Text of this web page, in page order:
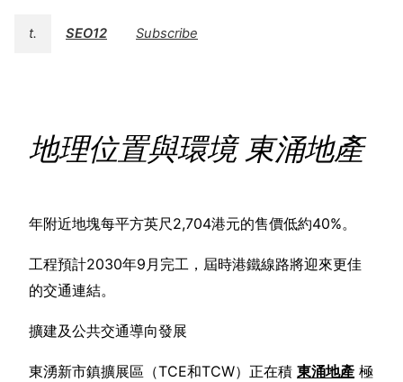
t. SEO12 Subscribe
地理位置與環境 東涌地產
年附近地塊每平方英尺2,704港元的售價低約40%。
工程預計2030年9月完工，屆時港鐵線路將迎來更佳
的交通連結。
擴建及公共交通導向發展
東湧新市鎮擴展區（TCE和TCW）正在積 東涌地產 極